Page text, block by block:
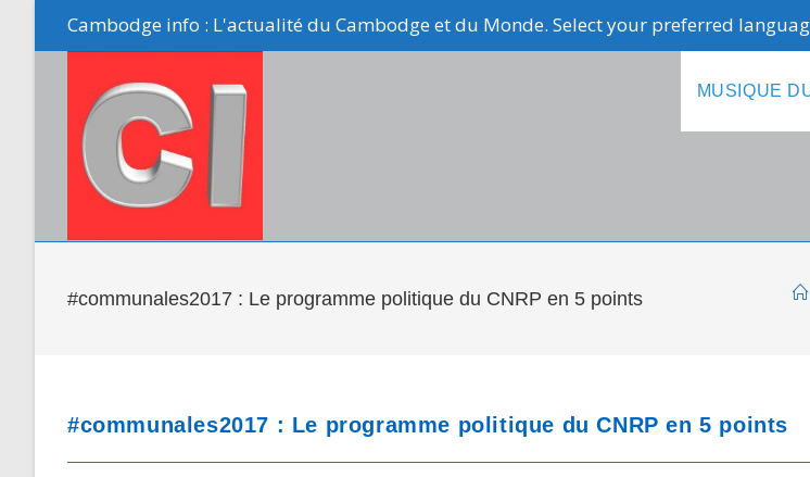
Cambodge info : L'actualité du Cambodge et du Monde. Select your preferred
MUSIQUE
#communales2017 : Le programme politique du CNRP en 5 points
#communales2017 : Le programme politique du CNRP en 5 points